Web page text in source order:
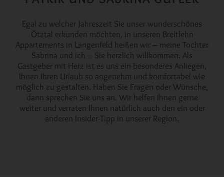
Egal zu welcher Jahreszeit Sie unser wunderschönes
Ötztal erkunden möchten, in unseren Breitlehn
Appartements in Längenfeld heißen wir – meine Tochter
Sabrina und ich – Sie herzlich willkommen. Als
Gastgeber mit Herz ist es uns ein besonderes Anliegen,
Ihnen Ihren Urlaub so angenehm und komfortabel wie
möglich zu gestalten. Haben Sie Fragen oder Wünsche,
dann sprechen Sie uns an. Wir helfen Ihnen gerne
weiter und verraten Ihnen natürlich auch den ein oder
anderen Insider-Tipp in unserer Region.